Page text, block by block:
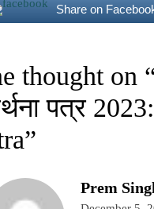
Share on
thought on
पत्र
”
Prem